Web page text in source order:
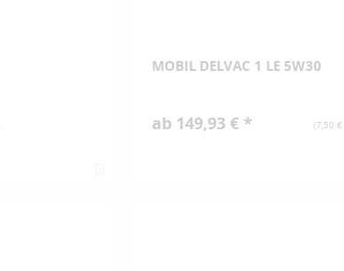
MOBIL DELVAC 1 LE 5W30
(7,50 €
ab 149,93 € *